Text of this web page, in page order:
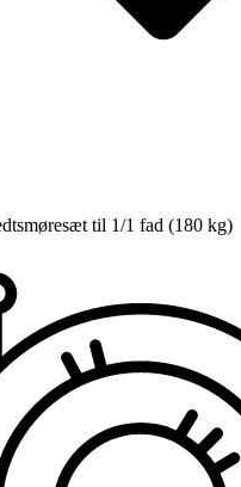
til 1/1 fad (180 kg)